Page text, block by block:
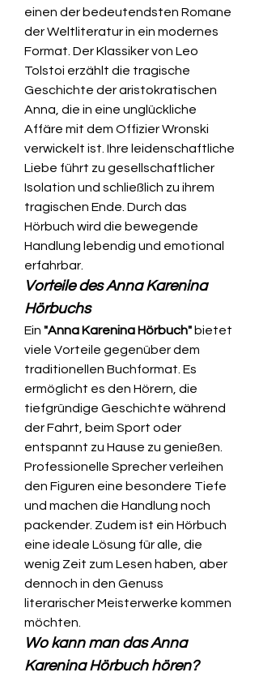
einen der bedeutendsten Romane
der Weltliteratur in ein modernes
Format. Der Klassiker von Leo
Tolstoi erzählt die tragische
Geschichte der aristokratischen
Anna, die in eine unglückliche
Affäre mit dem Offizier Wronski
verwickelt ist. Ihre leidenschaftliche
Liebe führt zu gesellschaftlicher
Isolation und schließlich zu ihrem
tragischen Ende. Durch das
Hörbuch wird die bewegende
Handlung lebendig und emotional
erfahrbar.
Vorteile des Anna Karenina
Hörbuchs
Ein "Anna Karenina Hörbuch" bietet
viele Vorteile gegenüber dem
traditionellen Buchformat. Es
ermöglicht es den Hörern, die
tiefgründige Geschichte während
der Fahrt, beim Sport oder
entspannt zu Hause zu genießen.
Professionelle Sprecher verleihen
den Figuren eine besondere Tiefe
und machen die Handlung noch
packender. Zudem ist ein Hörbuch
eine ideale Lösung für alle, die
wenig Zeit zum Lesen haben, aber
dennoch in den Genuss
literarischer Meisterwerke kommen
möchten.
Wo kann man das Anna
Karenina Hörbuch hören?